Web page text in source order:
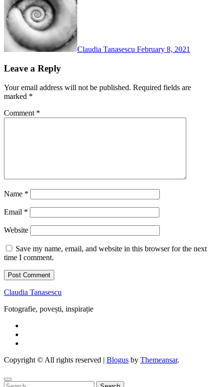
Claudia Tanasescu February 8, 2021
Leave a Reply
Your email address will not be published. Required fields are
marked *
Comment *
Name *
Email *
Website
Save my name, email, and website in this browser for the next
time I comment.
Claudia Tanasescu
Fotografie, povești, inspirație
Copyright © All rights reserved | Blogus by Themeansar.
Search